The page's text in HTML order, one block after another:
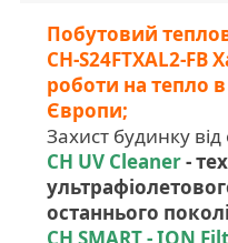
Побутовий
CH-S24FTXAL2-
роботи на тепло в
Європи;
Захист будинку
CH UV Cleaner-
останнього